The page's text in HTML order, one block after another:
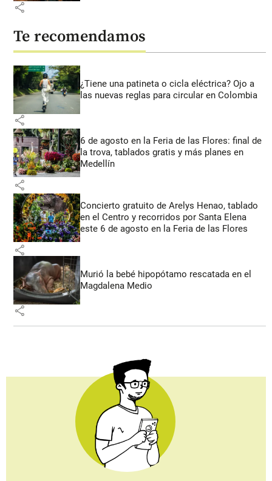
share
Te recomendamos
¿Tiene una patineta o cicla eléctrica? Ojo a
las nuevas reglas para circular en Colombia
share
6 de agosto en la Feria de las Flores: final de
la trova, tablados gratis y más planes en
Medellín
share
Concierto gratuito de Arelys Henao, tablado
en el Centro y recorridos por Santa Elena
este 6 de agosto en la Feria de las Flores
share
Murió la bebé hipopótamo rescatada en el
Magdalena Medio
share